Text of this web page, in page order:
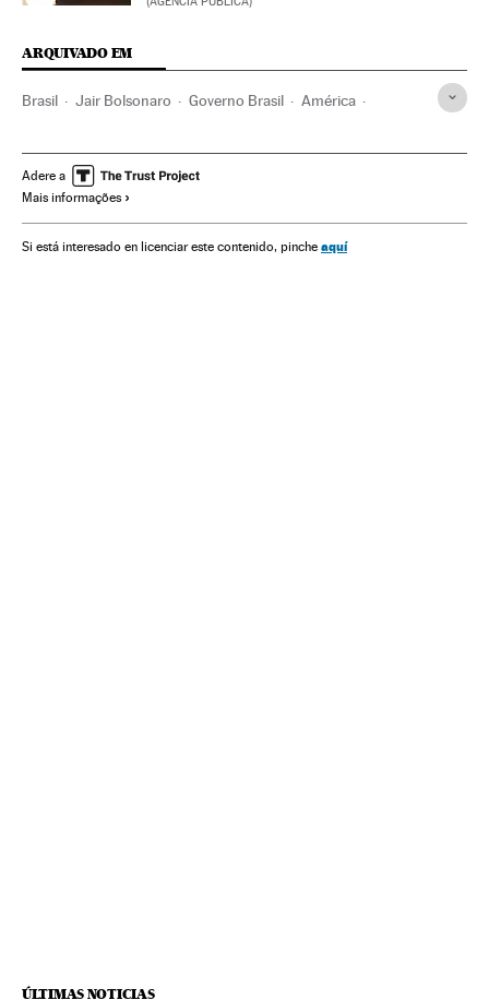
ARQUIVADO EM
Brasil Jair Bolsonaro Governo Brasil América
Incêndios florestais Desmatamento
Colonialismo
Adere a
Mais informações
Si está interesado en licenciar este contenido, pinche aquí
ÚLTIMAS NOTICIAS